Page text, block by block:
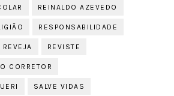
REINALDO AZEVEDO
RESPONSABILIDADE
REVEJA REVISTE
CORRETOR
SALVE VIDAS